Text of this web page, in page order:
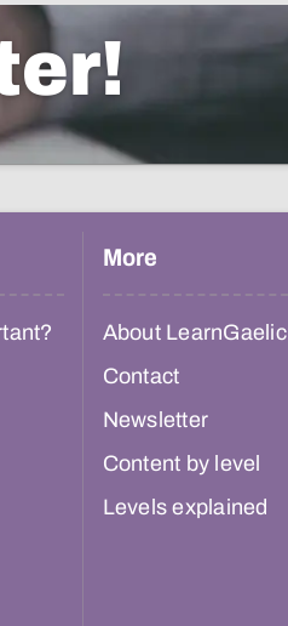
More
About LearnGaelic
Contact
Newsletter
Content by level
Levels explained